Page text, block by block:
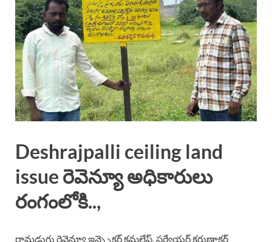
Deshrajpalli ceiling land
issue రెవెన్యూ అధికారులు
రంగంలోకి..,
రామడుగు రెవెన్యూ ఇన్స్పెక్టర్ కమలేష్, సర్వేయర్ కరుణాకర్